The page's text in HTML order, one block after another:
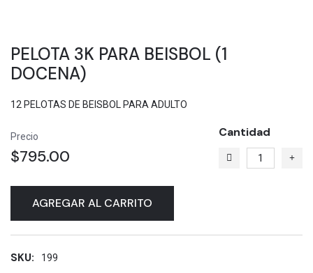
PELOTA 3K PARA BEISBOL (1
DOCENA)
12 PELOTAS DE BEISBOL PARA ADULTO
Precio
$795.00
Cantidad
AGREGAR AL CARRITO
SKU: 199